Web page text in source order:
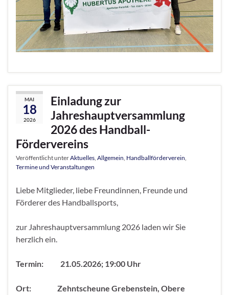
MAI
18
2026
Einladung zur
Jahreshauptversammlung
2026 des Handball-
Fördervereins
Veröffentlicht unterAktuelles, Allgemein, Handballförderverein,
Termine und Veranstaltungen
Liebe Mitglieder, liebe Freundinnen, Freunde und
Förderer des Handballsports,
zur Jahreshauptversammlung 2026 laden wir Sie
herzlich ein.
Termin: 21.05.2026; 19:00 Uhr
Ort: Zehntscheune Grebenstein, Obere